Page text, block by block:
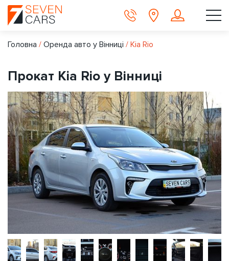
Головна / Оренда авто у Вінниці / Kia Rio
Прокат Kia Rio у Вінниці